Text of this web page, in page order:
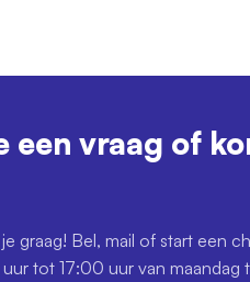
een vraag of
graag! Bel, mail of start een
tot 17:00 uur van maandag